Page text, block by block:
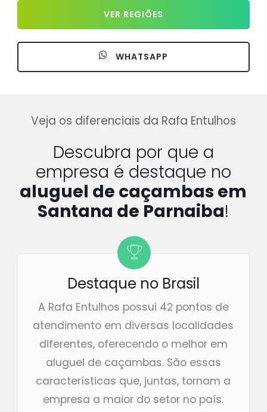
VER REGIÕES
WHATSAPP
Veja os diferenciais da Rafa Entulhos
Descubra por que a
empresa é destaque no
aluguel de caçambas em
Santana de Parnaiba!
Destaque no Brasil
A Rafa Entulhos possui 42 pontos de
atendimento em diversas localidades
diferentes, oferecendo o melhor em
aluguel de caçambas. São essas
características que, juntas, tornam a
empresa a maior do setor no país.